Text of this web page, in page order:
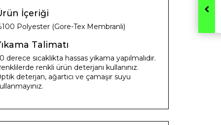
İçeriği
Polyester (Gore-Tex Membranlı)
Talimatı
derece sıcaklıkta hassas yıkama yapılmalıdır.
renkli ürün deterjanı kullanınız.
deterjan, ağartıcı ve çamaşır suyu